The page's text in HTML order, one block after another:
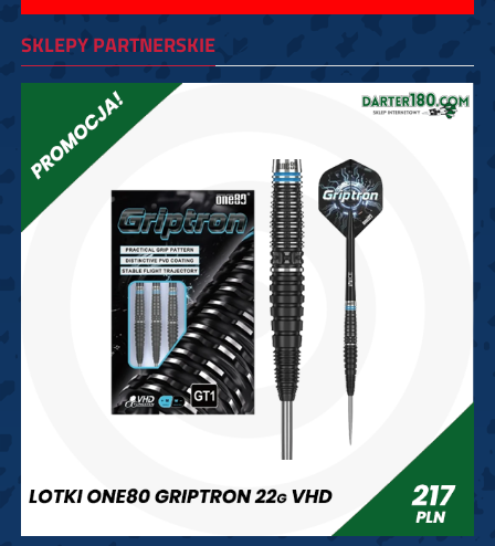
SKLEPY PARTNERSKIE